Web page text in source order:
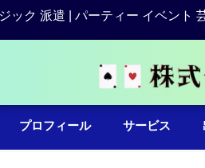
ック 派遣 | パーティー イベント
プロフィール サービス